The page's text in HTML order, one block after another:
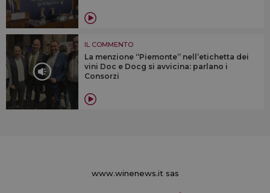
IL COMMENTO
La menzione “Piemonte” nell’etichetta dei
vini Doc e Docg si avvicina: parlano i
Consorzi
www.winenews.it sas